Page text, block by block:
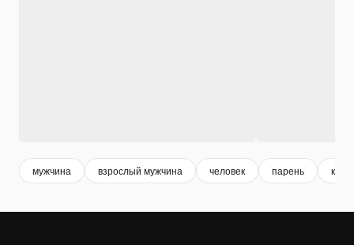
мужчина взрослый мужчина человек парень